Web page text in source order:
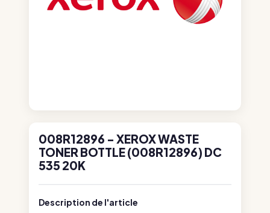
008R12896 - XEROX WASTE
TONER BOTTLE (008R12896) DC
535 20K
Description de l'article